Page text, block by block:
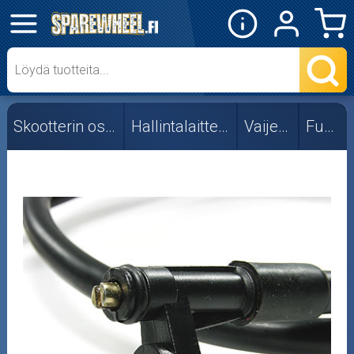
✕
Mopon osat
Skootterin osat
Crossipyörän osat
Moottoripyörän osat
Moottorikelkan osat
Mopoauton osat
Mönkijän osat
Skootterin osat Hallintalaitteet Vaijerit Fude